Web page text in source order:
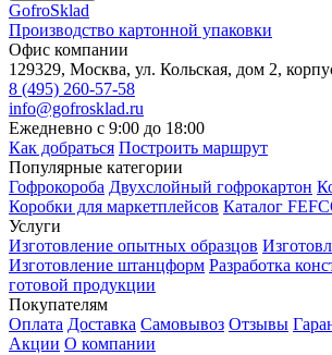
GofroSklad
Производство картонной упаковки
Офис компании
129329, Москва, ул. Кольская, дом 2,
8 (495) 260-57-58
info@gofrosklad.ru
Ежедневно с 9:00 до 18:00
Как добраться Построить маршрут
Популярные категории
Гофрокороба Двухслойный гофрокартон
Коробки для маркетплейсов Каталог
Услуги
Изготовление опытных образцов
Изготовление штанцформ Разработка
готовой продукции
Покупателям
Оплата Доставка Самовывоз Отзывы
Акции О компании